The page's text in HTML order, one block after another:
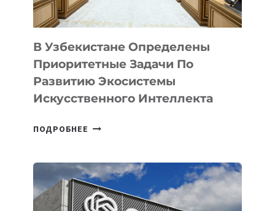
В Узбекистане Определены
Приоритетные Задачи По
Развитию Экосистемы
Искусственного Интеллекта
ПОДРОБНЕЕ
ПРИОРИТЕТНЫЕ
ЗАДАЧИ
ПО